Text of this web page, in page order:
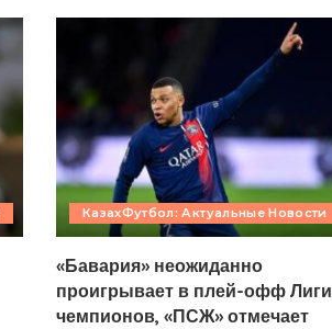
КазахФутбол: Актуальные Новости
«Бавария» неожиданно
проигрывает в плей-офф Лиги
чемпионов, «ПСЖ» отмечает